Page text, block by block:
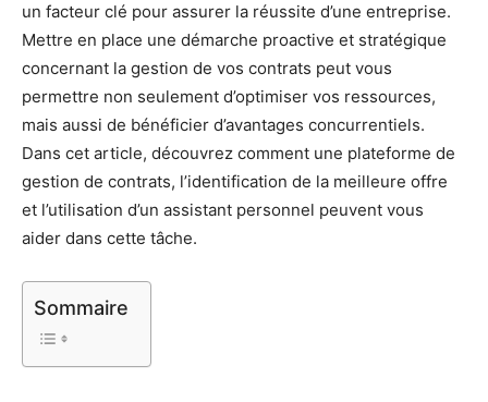
un facteur clé pour assurer la réussite d’une entreprise.
Mettre en place une démarche proactive et stratégique
concernant la gestion de vos contrats peut vous
permettre non seulement d’optimiser vos ressources,
mais aussi de bénéficier d’avantages concurrentiels.
Dans cet article, découvrez comment une plateforme de
gestion de contrats, l’identification de la meilleure offre
et l’utilisation d’un assistant personnel peuvent vous
aider dans cette tâche.
Sommaire